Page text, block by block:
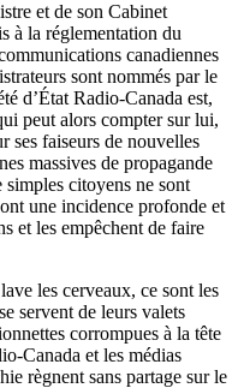
et de son Cabinet
à la réglementation du
canadiennes
sont nommés par le
d’État Radio-Canada est,
peut alors compter sur lui,
ses faiseurs de nouvelles
massives de propagande
citoyens ne sont
une incidence profonde et
et les empêchent de faire
les cerveaux, ce sont les
servent de leurs valets
corrompues à la tête
Canada et les médias
règnent sans partage sur le